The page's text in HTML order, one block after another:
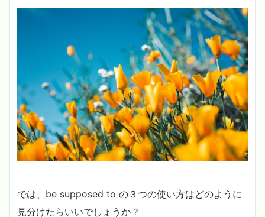
では、be supposed to の３つの使い方はどのように
見分けたらいいでしょうか？